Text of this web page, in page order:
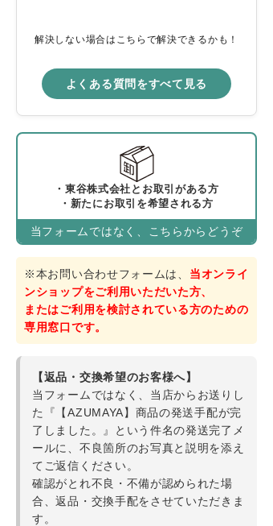
カテゴリーから選ぶ
シーンから選ぶ
コンテンツ
ご利用ガイド
プライバシーポリシー
特定商取引法について
会社概要
よくある質問
大口注文窓口
お問い合わせ
解決しない場合はこちらで解決できるかも！
よくある質問をすべて見る
・東谷株式会社とお取引がある方
・新たにお取引を希望される方
当フォームではなく、こちらからどうぞ
※本お問い合わせフォームは、 当オンライ
ンショップをご利用いただいた方、
またはご利用を検討されている方のための
専用窓口です。
【返品・交換希望のお客様へ】
当フォームではなく、当店からお送りし
た『【AZUMAYA】商品の発送手配が完
了しました。』という件名の発送完了メ
ールに、不良箇所のお写真と説明を添え
てご返信ください。
確認がとれ不良・不備が認められた場
合、返品・交換手配をさせていただきま
す。